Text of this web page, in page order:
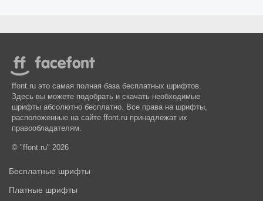
ffont.ru это самая полная база бесплатных шрифтов.
Здесь вы можете подобрать и скачать необходимые
шрифты абсолютно бесплатно. Все права на шрифты,
расположенные на сайте ffont.ru принадлежат их
правообладателям.
© "ffont.ru" 2026
Бесплатные шрифты
Платные шрифты